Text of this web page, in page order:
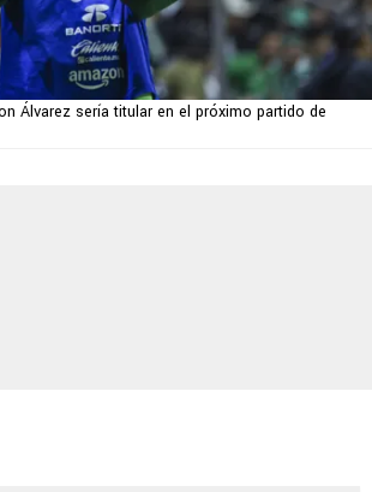
Álvarez sería titular en el próximo partido de